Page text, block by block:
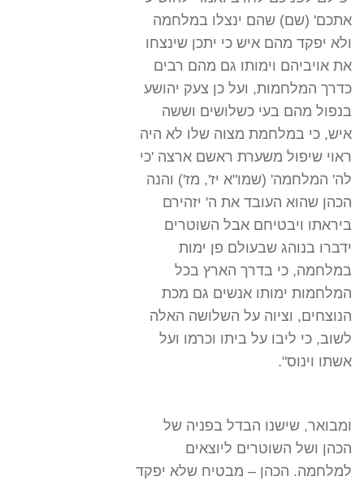
אתכם' (שם) שהם ינצלו במלחמה
ולא יפקד מהם איש כי יתכן שינצחו
את אויביהם וימותו גם מהם רבים
כדרך המלחמות, ועל כן צעק יהושע
בנפול מהם בעי כשלושים וששה
איש, כי במלחמת מצוה שלו לא היה
ראוי שיפול משערת ראשם ארצה 'כי
לה' המלחמה' (שמו"א יז', מז') והנה
הכהן שהוא העובד את ה' יזהירם
ביראתו ויבטיחם אבל השוטרים
ידברו בנוהג שבעולם פן ימות
במלחמה, כי בדרך הארץ בכל
המלחמות ימותו אנשים גם מכת
הנוצחים, וציוה על השלושה האלה
לשוב, כי ליבו על ביתו וכרמו ועל
אשתו וינוס".
ומבואר, שישנו הבדל בפניה של
הכהן ושל השוטרים ליוצאים
למלחמה. הכהן – מבטיח שלא יפקד